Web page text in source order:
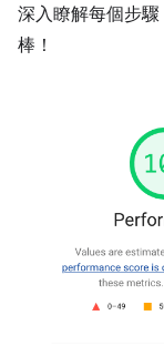
深入瞭解每個步
棒！